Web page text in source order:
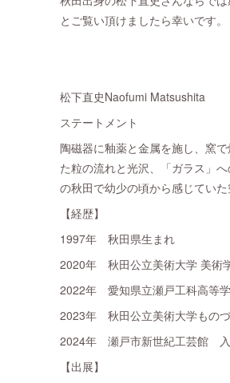
とご覧い頂けましたら幸いです。
松下直史Naofumi Matsushita
ステートメント
陶磁器に釉薬と金属を施し、窯
た粒の流れと光沢、「ガラス」
の秋田で幼少の頃から感じてい
【経歴】
1997年 秋田県生まれ
2020年 秋田公立美術大学 美術
2022年 愛知県立瀬戸工科高等
2023年 秋田公立美術大学もの
2024年 瀬戸市新世紀工芸館
【出展】